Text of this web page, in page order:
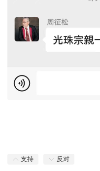
支持 反对